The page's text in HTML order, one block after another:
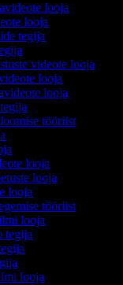
looja
looja
tegija
videote looja
looja
looja
tööriist
looja
looja
looja
tööriist
looja
tegija
looja